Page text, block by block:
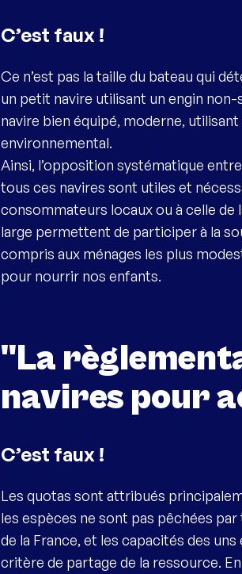
C’est faux !
Ce n’est pas la taille du bateau qui
un petit navire utilisant un engin
navire bien équipé, moderne,
environnemental.
Ainsi, l’opposition systématique
tous ces navires sont utiles et
consommateurs locaux ou à celle de
large permettent de participer à la
compris aux ménages les plus
pour nourrir nos enfants.
"La
navires pour
C’est faux !
Les quotas sont attribués
les espèces ne sont pas pêchées
de la France, et les capacités des
critère de partage de la ressource.